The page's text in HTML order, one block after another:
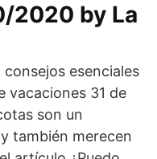
2020 by La
esenciales
vacaciones 31 de
son un
también merecen